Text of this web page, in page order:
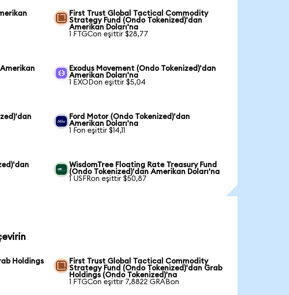
First Trust Global Tactical Commodity
Strategy Fund (Ondo Tokenized)'dan
Amerikan Doları'na
1 FTGCon eşittir $28,77
Exodus Movement (Ondo Tokenized)'dan
Amerikan Doları'na
1 EXODon eşittir $5,04
Ford Motor (Ondo Tokenized)'dan
Amerikan Doları'na
1 Fon eşittir $14,11
WisdomTree Floating Rate Treasury Fund
(Ondo Tokenized)'dan Amerikan Doları'na
1 USFRon eşittir $50,87
Holdings
First Trust Global Tactical Commodity
Strategy Fund (Ondo Tokenized)'dan Grab
Holdings (Ondo Tokenized)'na
1 FTGCon eşittir 7,8822 GRABon